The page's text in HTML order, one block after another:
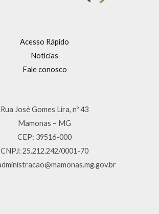
Acesso Rápido
Notícias
Fale conosco
Rua José Gomes Lira, nº 43
Mamonas – MG
CEP: 39516-000
CNPJ: 25.212.242/0001-70